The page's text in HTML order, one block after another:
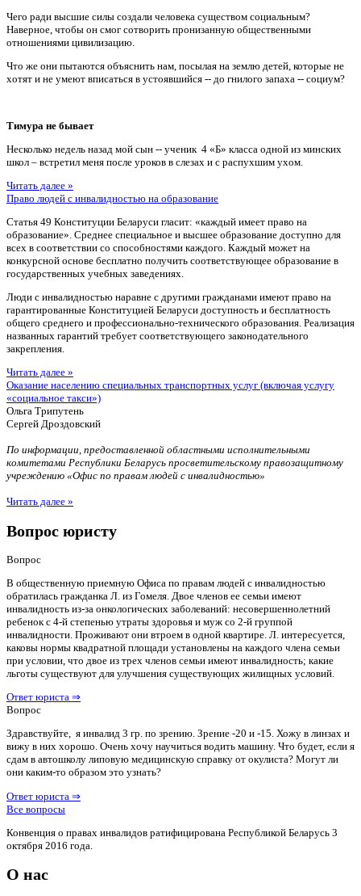
Чего ради высшие силы создали человека существом социальным?
Наверное, чтобы он смог сотворить пронизанную общественными
отношениями цивилизацию.
Что же они пытаются объяснить нам, посылая на землю детей, которые не
хотят и не умеют вписаться в устоявшийся -- до гнилого запаха -- социум?
Тимура не бывает
Несколько недель назад мой сын -- ученик 4 «Б» класса одной из минских
школ – встретил меня после уроков в слезах и с распухшим ухом.
Читать далее »
Право людей с инвалидностью на образование
Статья 49 Конституции Беларуси гласит: «каждый имеет право на
образование». Среднее специальное и высшее образование доступно для
всех в соответствии со способностями каждого. Каждый может на
конкурсной основе бесплатно получить соответствующее образование в
государственных учебных заведениях.
Люди с инвалидностью наравне с другими гражданами имеют право на
гарантированные Конституцией Беларуси доступность и бесплатность
общего среднего и профессионально-технического образования. Реализация
названных гарантий требует соответствующего законодательного
закрепления.
Читать далее »
Оказание населению специальных транспортных услуг (включая услугу
«социальное такси»)
Ольга Трипутень
Сергей Дроздовский
По информации, предоставленной областными исполнительными
комитетами Республики Беларусь просветительскому правозащитному
учреждению «Офис по правам людей с инвалидностью»
Читать далее »
Вопрос юристу
Вопрос
В общественную приемную Офиса по правам людей с инвалидностью
обратилась гражданка Л. из Гомеля. Двое членов ее семьи имеют
инвалидность из-за онкологических заболеваний: несовершеннолетний
ребенок с 4-й степенью утраты здоровья и муж со 2-й группой
инвалидности. Проживают они втроем в одной квартире. Л. интересуется,
каковы нормы квадратной площади установлены на каждого члена семьи
при условии, что двое из трех членов семьи имеют инвалидность; какие
льготы существуют для улучшения существующих жилищных условий.
Ответ юриста ⇒
Вопрос
Здравствуйте, я инвалид 3 гр. по зрению. Зрение -20 и -15. Хожу в линзах и
вижу в них хорошо. Очень хочу научиться водить машину. Что будет, если я
сдам в автошколу липовую медицинскую справку от окулиста? Могут ли
они каким-то образом это узнать?
Ответ юриста ⇒
Все вопросы
Конвенция о правах инвалидов ратифицирована Республикой Беларусь 3
октября 2016 года.
О нас